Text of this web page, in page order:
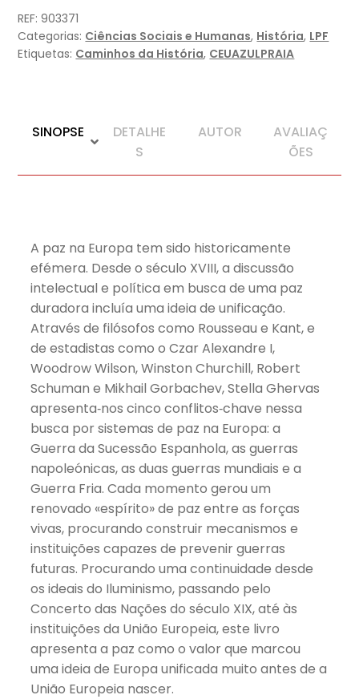
do
Iluminismo
à
REF:903371
Categorias: Ciências Sociais e Humanas, História, LPF
Etiquetas: Caminhos da História, CEUAZULPRAIA
SINOPSE
DETALHE
S
AUTOR
AVALIAÇ
ÕES
A paz na Europa tem sido historicamente
efémera. Desde o século XVIII, a discussão
intelectual e política em busca de uma paz
duradora incluía uma ideia de unificação.
Através de filósofos como Rousseau e Kant, e
de estadistas como o Czar Alexandre I,
Woodrow Wilson, Winston Churchill, Robert
Schuman e Mikhail Gorbachev, Stella Ghervas
apresenta‑nos cinco conflitos‑chave nessa
busca por sistemas de paz na Europa: a
Guerra da Sucessão Espanhola, as guerras
napoleónicas, as duas guerras mundiais e a
Guerra Fria. Cada momento gerou um
renovado «espírito» de paz entre as forças
vivas, procurando construir mecanismos e
instituições capazes de prevenir guerras
futuras. Procurando uma continuidade desde
os ideais do Iluminismo, passando pelo
Concerto das Nações do século XIX, até às
instituições da União Europeia, este livro
apresenta a paz como o valor que marcou
uma ideia de Europa unificada muito antes de a
União Europeia nascer.